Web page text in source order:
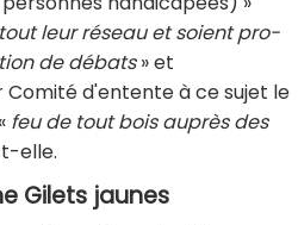
leur réseau et soient pro-
de débats» et
d'entente à ce sujet le
feu de tout bois auprès des
elle.
Gilets jaunes